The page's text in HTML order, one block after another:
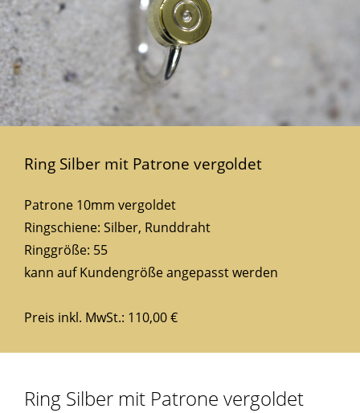
Ring Silber mit Patrone vergoldet
Patrone 10mm vergoldet
Ringschiene: Silber, Runddraht
Ringgröße: 55
kann auf Kundengröße angepasst werden
Preis inkl. MwSt.: 110,00 €
Ring Silber mit Patrone vergoldet